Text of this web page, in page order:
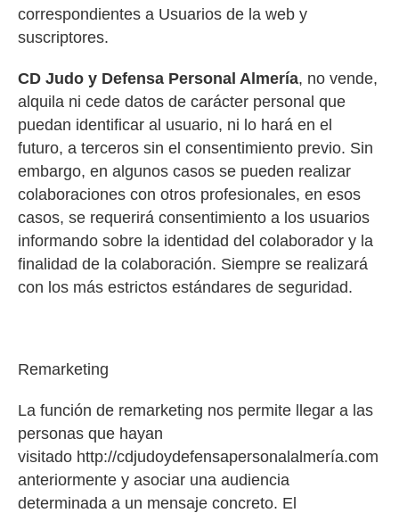
correspondientes a Usuarios de la web y
suscriptores.
CD Judo y Defensa Personal Almería, no vende,
alquila ni cede datos de carácter personal que
puedan identificar al usuario, ni lo hará en el
futuro, a terceros sin el consentimiento previo. Sin
embargo, en algunos casos se pueden realizar
colaboraciones con otros profesionales, en esos
casos, se requerirá consentimiento a los usuarios
informando sobre la identidad del colaborador y la
finalidad de la colaboración. Siempre se realizará
con los más estrictos estándares de seguridad.
Remarketing
La función de remarketing nos permite llegar a las
personas que hayan
visitado http://cdjudoydefensapersonalalmería.com
anteriormente y asociar una audiencia
determinada a un mensaje concreto. El